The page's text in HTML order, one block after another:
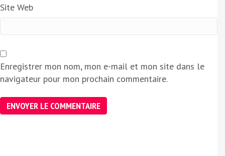
Site Web
Enregistrer mon nom, mon e-mail et mon site dans le
navigateur pour mon prochain commentaire.